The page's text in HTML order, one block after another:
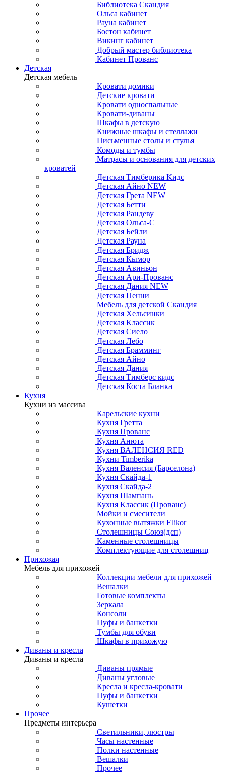
Библиотека Скандия
Ольса кабинет
Рауна кабинет
Бостон кабинет
Викинг кабинет
Добрый мастер библиотека
Кабинет Прованс
Детская
Детская мебель
Кровати домики
Детские кровати
Кровати односпальные
Кровати-диваны
Шкафы в детскую
Книжные шкафы и стеллажи
Письменные столы и стулья
Комоды и тумбы
Матрасы и основания для детских
кроватей
Детская Тимберика Кидс
Детская Айно NEW
Детская Грета NEW
Детская Бетти
Детская Рандеву
Детская Ольса-С
Детская Бейли
Детская Рауна
Детская Бридж
Детская Кымор
Детская Авиньон
Детская Ари-Прованс
Детская Дания NEW
Детская Пенни
Мебель для детской Скандия
Детская Хельсинки
Детская Классик
Детская Сиело
Детская Лебо
Детская Брамминг
Детская Айно
Детская Дания
Детская Тимберс кидс
Детская Коста Бланка
Кухня
Кухни из массива
Карельские кухни
Кухня Гретта
Кухня Прованс
Кухня Анюта
Кухня ВАЛЕНСИЯ RED
Кухни Timberika
Кухня Валенсия (Барселона)
Кухня Скайда-1
Кухня Скайда-2
Кухня Шампань
Кухня Классик (Прованс)
Мойки и смесители
Кухонные вытяжки Elikor
Столешницы Союз(дсп)
Каменные столешницы
Комплектующие для столешниц
Прихожая
Мебель для прихожей
Коллекции мебели для прихожей
Вешалки
Готовые комплекты
Зеркала
Консоли
Пуфы и банкетки
Тумбы для обуви
Шкафы в прихожую
Диваны и кресла
Диваны и кресла
Диваны прямые
Диваны угловые
Кресла и кресла-кровати
Пуфы и банкетки
Кушетки
Прочее
Предметы интерьера
Светильники, люстры
Часы настенные
Полки настенные
Вешалки
Прочее